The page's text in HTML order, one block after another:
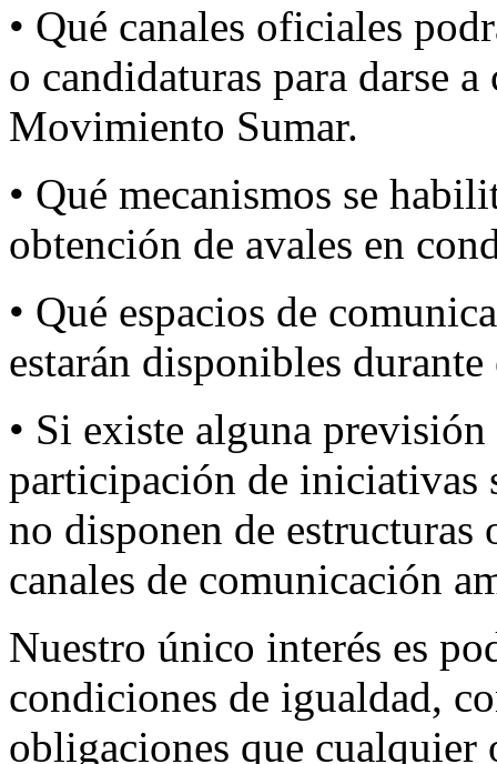
• Qué canales oficiales
o candidaturas para darse
Movimiento Sumar.
• Qué mecanismos se
obtención de avales en
• Qué espacios de
estarán disponibles
• Si existe alguna
participación de iniciativas
no disponen de estructuras
canales de comunicación
Nuestro único interés es
condiciones de igualdad,
obligaciones que